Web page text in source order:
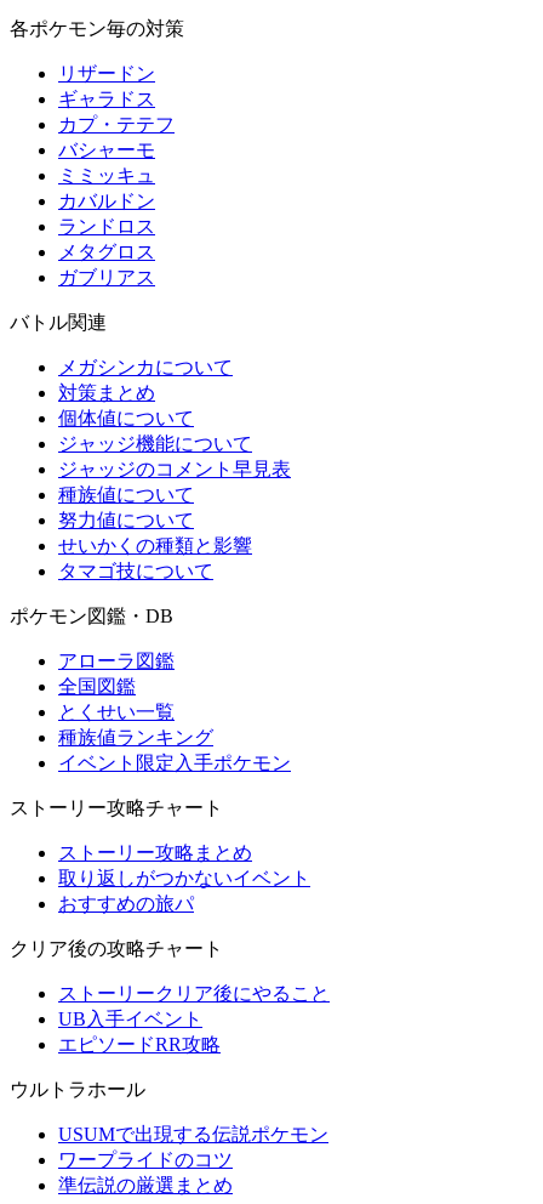
各ポケモン毎の対策
リザードン
ギャラドス
カプ・テテフ
バシャーモ
ミミッキュ
カバルドン
ランドロス
メタグロス
ガブリアス
バトル関連
メガシンカについて
対策まとめ
個体値について
ジャッジ機能について
ジャッジのコメント早見表
種族値について
努力値について
せいかくの種類と影響
タマゴ技について
ポケモン図鑑・DB
アローラ図鑑
全国図鑑
とくせい一覧
種族値ランキング
イベント限定入手ポケモン
ストーリー攻略チャート
ストーリー攻略まとめ
取り返しがつかないイベント
おすすめの旅パ
クリア後の攻略チャート
ストーリークリア後にやること
UB入手イベント
エピソードRR攻略
ウルトラホール
USUMで出現する伝説ポケモン
ワープライドのコツ
準伝説の厳選まとめ